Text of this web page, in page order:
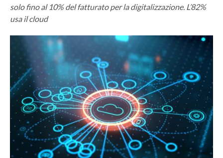
solo fino al 10% del fatturato per la digitalizzazione. L’82%
usa il cloud